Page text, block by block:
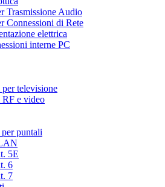
Trasmissione Audio
Connessioni di Rete
elettrica
interne PC
televisione
RF e video
puntali
5E
6
7